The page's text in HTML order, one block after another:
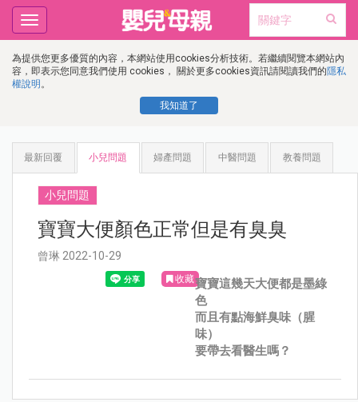
為提供您更多優質的內容，本網站使用cookies分析技術。若繼續閱覽本網站內
容，即表示您同意我們使用 cookies， 關於更多cookies資訊請閱讀我們的隱私
權說明 。
我知道了
Toggle
navigation
最新回覆 小兒問題 婦產問題 中醫問題 教養問題
小兒問題
寶寶大便顏色正常但是有臭臭
曾琳 2022-10-29
收藏寶寶這幾天大便都是墨綠
色
而且有點海鮮臭味（腥
味）
要帶去看醫生嗎？